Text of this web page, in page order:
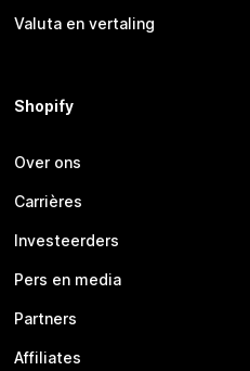
Valuta en vertaling
Shopify
Over ons
Carrières
Investeerders
Pers en media
Partners
Affiliates